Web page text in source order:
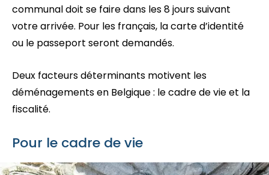
communal doit se faire dans les 8 jours suivant
votre arrivée. Pour les français, la carte d’identité
ou le passeport seront demandés.
Deux facteurs déterminants motivent les
déménagements en Belgique : le cadre de vie et la
fiscalité.
Pour le cadre de vie